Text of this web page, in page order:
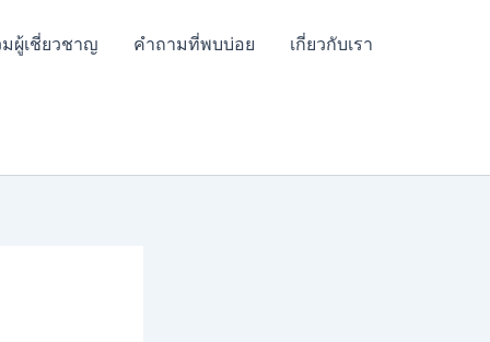
ผู้เชี่ยวชาญ คำถามที่พบบ่อย เกี่ยวกับเรา